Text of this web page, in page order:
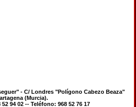
- C/ Londres "Polígono Cabezo Beaza"
(Murcia).
94 02 -- Teléfono: 968 52 76 17